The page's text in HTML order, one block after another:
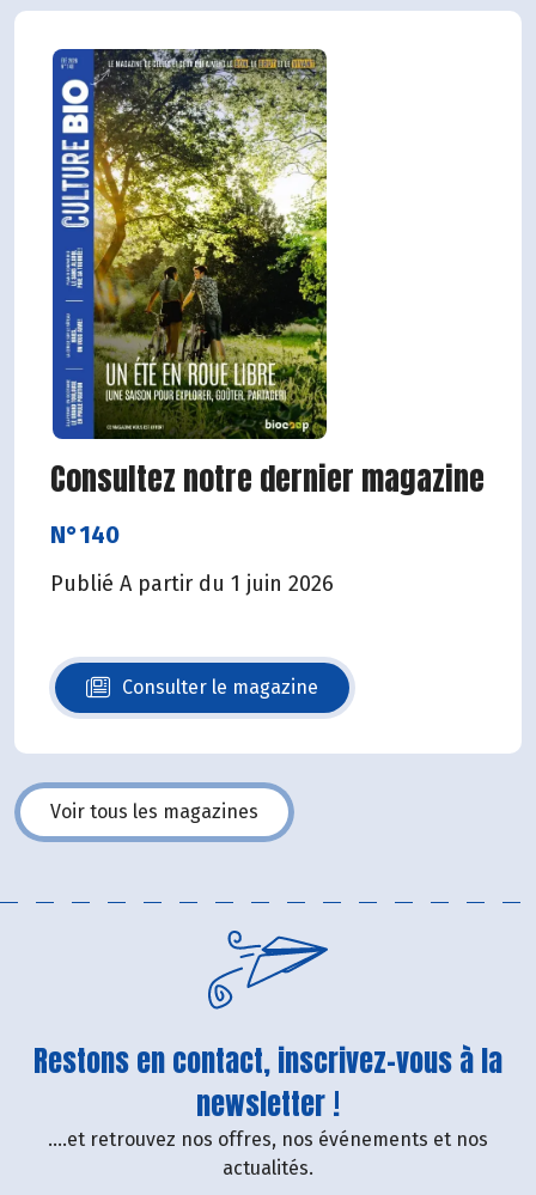
Consultez notre dernier magazine
N°140
Publié A partir du 1 juin 2026
Consulter le magazine
N°140
Voir tous les magazines
Restons en contact, inscrivez-vous à la
newsletter !
....et retrouvez nos offres, nos événements et nos
actualités.